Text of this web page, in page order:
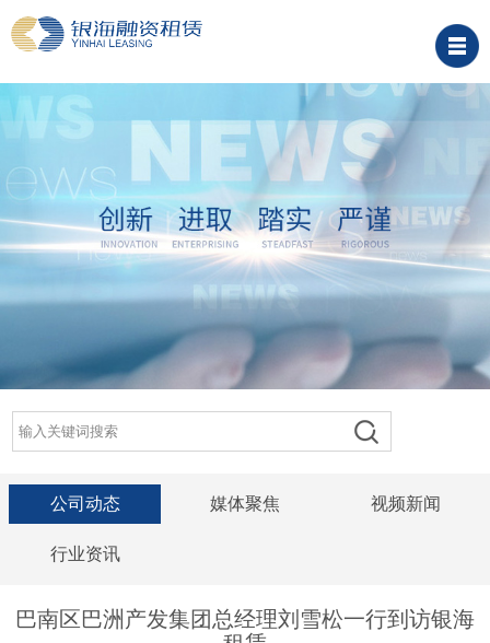
公司动态 媒体聚焦 视频新闻
行业资讯
巴南区巴洲产发集团总经理刘雪松一行到访银海